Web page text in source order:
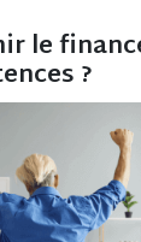
le
?